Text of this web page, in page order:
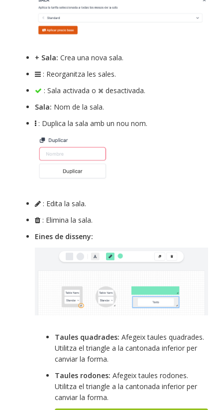
+ Sala: Crea una nova sala.
: Reorganitza les sales.
: Sala activada o
desactivada.
Sala: Nom de la sala.
: Duplica la sala amb un nou nom.
: Edita la sala.
: Elimina la sala.
Eines de disseny:
Taules quadrades: Afegeix taules quadrades.
Utilitza el triangle a la cantonada inferior per
canviar la forma.
Taules rodones: Afegeix taules rodones.
Utilitza el triangle a la cantonada inferior per
canviar la forma.